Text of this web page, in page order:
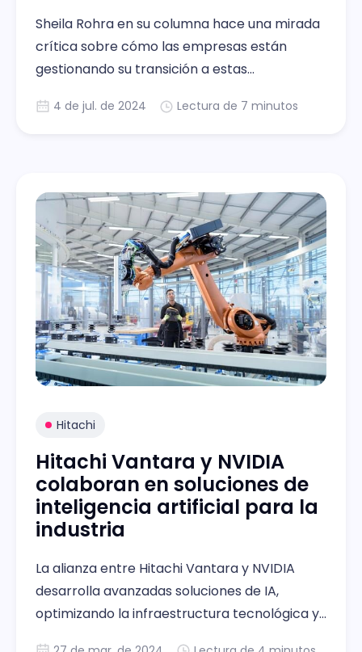
Sheila Rohra en su columna hace una mirada
crítica sobre cómo las empresas están
gestionando su transición a estas
importancia de la data, para que el resultado
4 de jul. de 2024 Lectura de 7 minutos
Hitachi
Hitachi Vantara y NVIDIA
colaboran en soluciones de
inteligencia artificial para la
industria
La alianza entre Hitachi Vantara y NVIDIA
desarrolla avanzadas soluciones de IA,
optimizando la infraestructura tecnológica y